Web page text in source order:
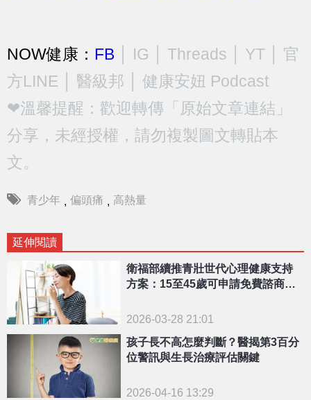
NOW健康： FB│ IG Threads YT│ 官
方LINE
醫級邦
健康安妞 Podcast
❤溫馨提醒：歡迎轉傳「原始文章連結」
分享，未經授權，請勿複製圖文轉貼本
文。
青少年 , 偏頭痛 , 高熱量
延伸閱讀
衛福部續推青壯世代心理健康支持
方案：15至45歲可申請免費諮商服
2026-03-28 21:01
孩子長不高怎麼判斷？醫揭第3百分
位警訊與生長治療評估關鍵
2026-04-16 13:29